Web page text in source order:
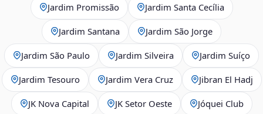
Jardim Promissão Jardim Santa Cecília
Jardim Santana Jardim São Jorge
Jardim São Paulo Jardim Silveira Jardim Suíço
Jardim Tesouro Jardim Vera Cruz Jibran El Hadj
JK Nova Capital JK Setor Oeste Jóquei Club